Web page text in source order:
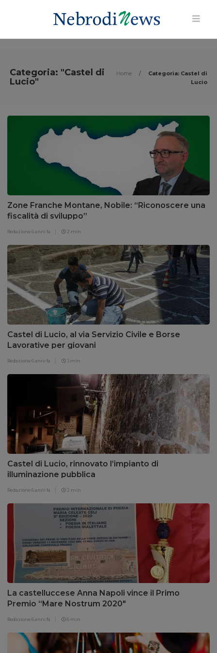
Categoria: "Castel di
Lucio"
Home /
Categoria: Castel di
Lucio
Zone Franche Montane, Nobile: “Riconoscere una
fiscalità di sviluppo”
Redazione6 anni fa 2 min
Castel di Lucio, al via Servizio Civile e Borse
Lavorative per giovani
Redazione6 anni fa 3 min
Castel di Lucio, rinnovato l’impianto di
illuminazione pubblica
Redazione6 anni fa 2 min
La castelluccese Anna Napoli vince il Primo
Premio “Mare Nostrum 2020″
Redazione6 anni fa 6 min